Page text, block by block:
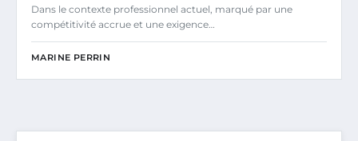
Dans le contexte professionnel actuel, marqué par une
compétitivité accrue et une exigence…
MARINE PERRIN